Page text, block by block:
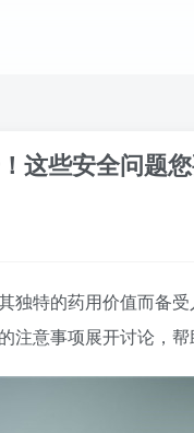
这些安全问题
独特的药用价值而备
注意事项展开讨论，